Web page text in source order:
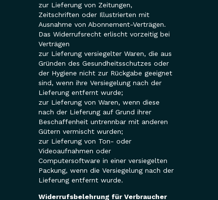
zur Lieferung von Zeitungen,
Zeitschriften oder Illustrierten mit
Ausnahme von Abonnement-Verträgen.
Das Widerrufsrecht erlischt vorzeitig bei
Verträgen
zur Lieferung versiegelter Waren, die aus
Gründen des Gesundheitsschutzes oder
der Hygiene nicht zur Rückgabe geeignet
sind, wenn ihre Versiegelung nach der
Lieferung entfernt wurde;
zur Lieferung von Waren, wenn diese
nach der Lieferung auf Grund ihrer
Beschaffenheit untrennbar mit anderen
Gütern vermischt wurden;
zur Lieferung von Ton- oder
Videoaufnahmen oder
Computersoftware in einer versiegelten
Packung, wenn die Versiegelung nach der
Lieferung entfernt wurde.
Widerrufsbelehrung für Verbraucher